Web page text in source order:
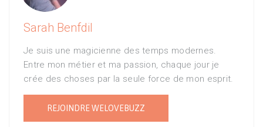
Sarah Benfdil
Je suis une magicienne des temps modernes.
Entre mon métier et ma passion, chaque jour je
crée des choses par la seule force de mon esprit.
REJOINDRE WELOVEBUZZ